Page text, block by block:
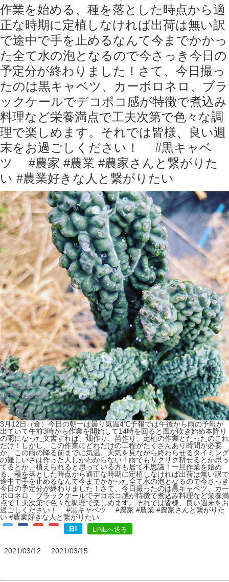
作業を始める、種を落とした時点から適
正な時期に定植しなければ出荷は無い訳
で途中で手を止めるなんて今までかかっ
た全て水の泡となるので今さっき今日の
予定分が終わりました！さて、今日撮っ
たのは黒キャベツ、カーボロネロ、ブラ
ックケールでデコポコ感が特徴で煮込み
料理など栄養満点で工夫次第で色々な調
理で楽しめます。それでは皆様、良い週
末をお過ごしください！ #黒キャベ
ツ #農家 #農業 #農家さんと繋がりた
い #農業好きな人と繋がりたい
3月12日（金）今日の朝一は曇り気温4℃予報では午後から雨の予報が
出ていて午前3時から作業を開始して14時を回ると風が吹き始め本降り
の雨になった️文書すれば、畑作り、苗作り、定植の作業とたったのこれ
だけ！しかし、この作業にどれだけの工程がたくさんあり時間が必要
か、この雨の降る前までに気温、天気を見ながら終わらせるタイミング
の難しいさは作った人しかわからない！雨でもサクサク耕せるとか思っ
てるとか、植えられると思っている方も居て不思議！一旦作業を始め
る、種を落とした時点から適正な時期に定植しなければ出荷は無い訳で
途中で手を止めるなんて今までかかった全て水の泡となるので今さっき
今日の予定分が終わりました！さて、今日撮ったのは黒キャベツ、カー
ボロネロ、ブラックケールでデコポコ感が特徴で煮込み料理など栄養満
点で工夫次第で色々な調理で楽しめます。それでは皆様、良い週末をお
過ごしください！ #黒キャベツ #農家 #農業 #農家さんと繋がりた
い #農業好きな人と繋がりたい
B! LINEへ送る
2021/03/12 2021/03/15